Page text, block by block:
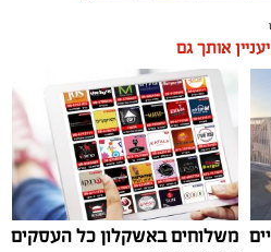
אותך גם
משלוחים באשקלון כל העסקים